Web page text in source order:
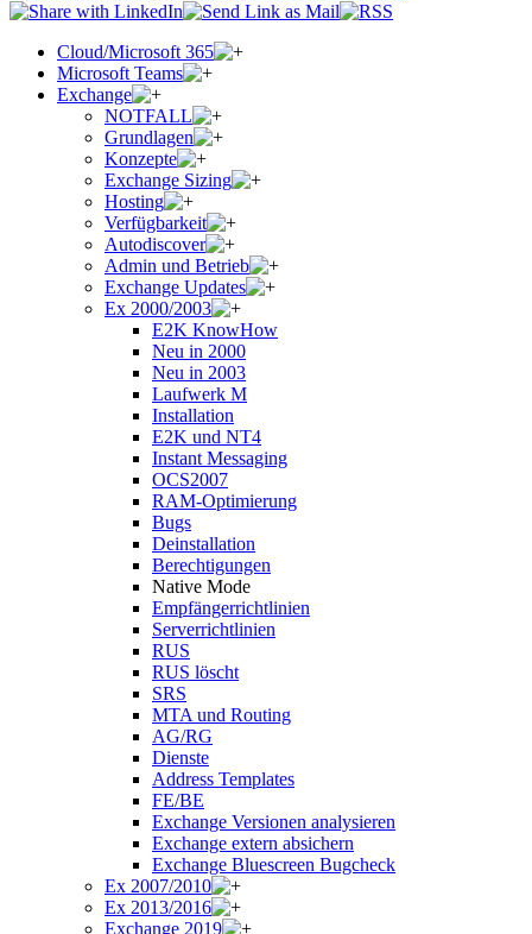
Cloud/Microsoft 365
Microsoft Teams
Exchange
NOTFALL
Grundlagen
Konzepte
Exchange Sizing
Hosting
Verfügbarkeit
Autodiscover
Admin und Betrieb
Exchange Updates
Ex 2000/2003
E2K KnowHow
Neu in 2000
Neu in 2003
Laufwerk M
Installation
E2K und NT4
Instant Messaging
OCS2007
RAM-Optimierung
Bugs
Deinstallation
Berechtigungen
Native Mode
Empfängerrichtlinien
Serverrichtlinien
RUS
RUS löscht
SRS
MTA und Routing
AG/RG
Dienste
Address Templates
FE/BE
Exchange Versionen analysieren
Exchange extern absichern
Exchange Bluescreen Bugcheck
Ex 2007/2010
Ex 2013/2016
Exchange 2019